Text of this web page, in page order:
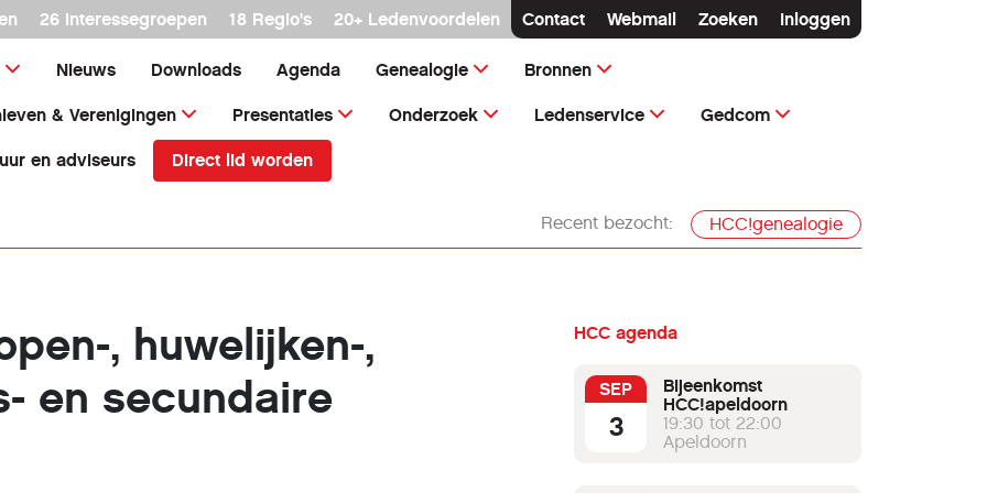
26 interessegroepen 18 Regio's 20+ Ledenvoordelen Contact Webmail Zoeken Inloggen
Nieuws Downloads Agenda Genealogie Bronnen
& Verenigingen Presentaties Onderzoek Ledenservice Gedcom
en adviseurs Direct lid worden
Recent bezocht: HCC!genealogie
, huwelijken-,
en secundaire
HCC agenda
SEP
3
Bijeenkomst
HCC!apeldoorn
19:30 tot 22:00
Apeldoorn